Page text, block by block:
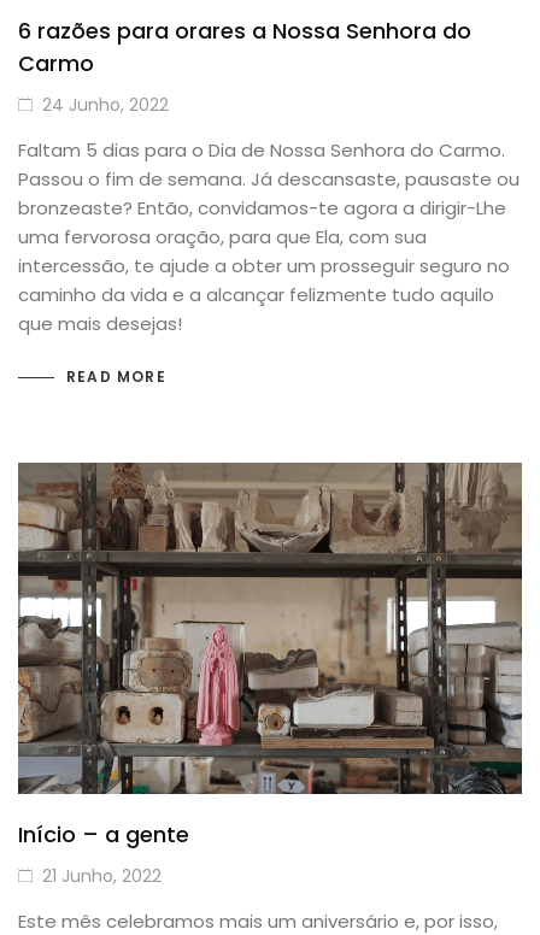
6 razões para orares a Nossa Senhora do
Carmo
24 Junho, 2022
Faltam 5 dias para o Dia de Nossa Senhora do Carmo.
Passou o fim de semana. Já descansaste, pausaste ou
bronzeaste? Então, convidamos-te agora a dirigir-Lhe
uma fervorosa oração, para que Ela, com sua
intercessão, te ajude a obter um prosseguir seguro no
caminho da vida e a alcançar felizmente tudo aquilo
que mais desejas!
READ MORE
Início – a gente
21 Junho, 2022
Este mês celebramos mais um aniversário e, por isso,